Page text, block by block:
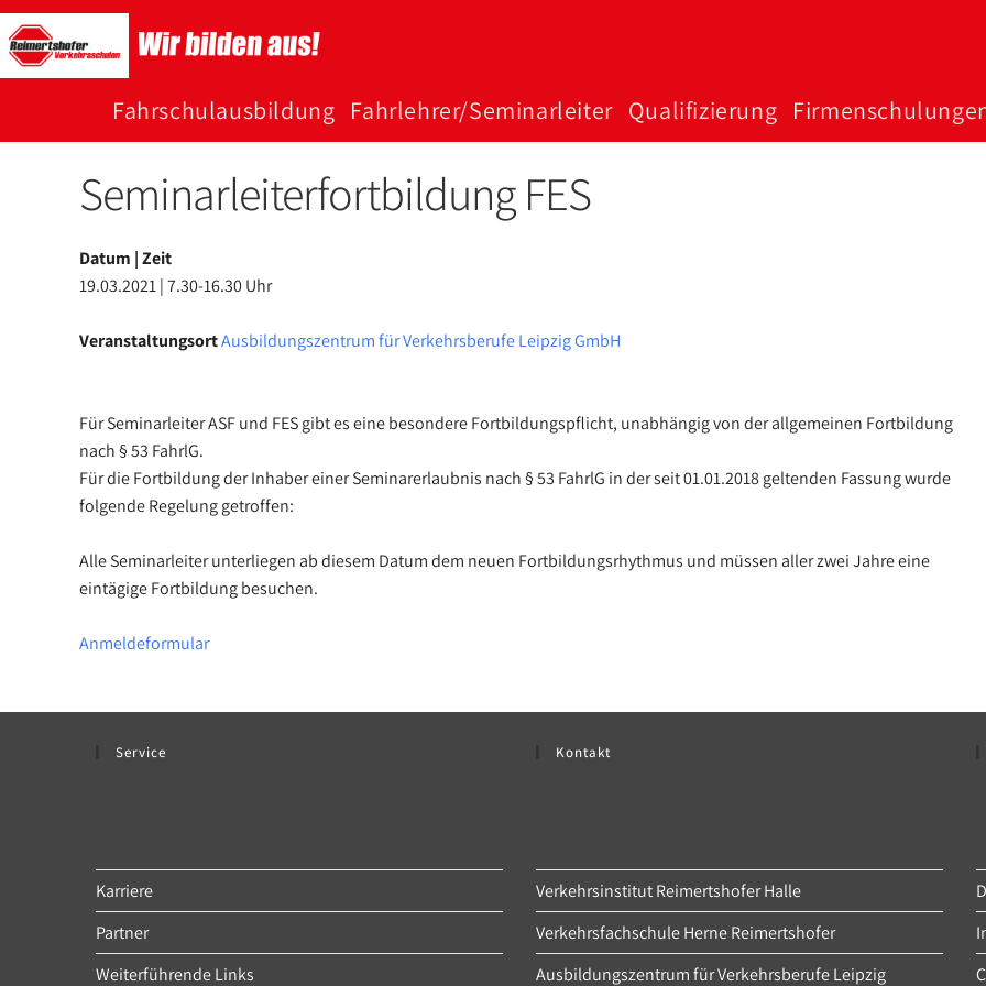
Zum
Inhalt
springen
Fahr­schul­­aus­bildung Fahr­­lehrer/Seminar­­­leiter Qualifizierung
Seminarleiterfortbildung FES
Datum | Zeit
19.03.2021 | 7.30-16.30 Uhr
VeranstaltungsortAusbildungszentrum für Verkehrsberufe Leipzig GmbH
Für Seminarleiter ASF und FES gibt es eine besondere Fortbildungspflicht, unabhängig von der allgemeinen Fortbildung
nach § 53 FahrlG.
Für die Fortbildung der Inhaber einer Seminarerlaubnis nach § 53 FahrlG in der seit 01.01.2018 geltenden Fassung wurde
folgende Regelung getroffen:
Alle Seminarleiter unterliegen ab diesem Datum dem neuen Fortbildungsrhythmus und müssen aller zwei Jahre eine
eintägige Fortbildung besuchen.
Anmeldeformular
Service
Karriere
Partner
Weiterführende Links
Kontakt
Verkehrsinstitut Reimertshofer Halle
Verkehrsfachschule Herne Reimertshofer
Ausbildungszentrum für Verkehrsberufe Leipzig